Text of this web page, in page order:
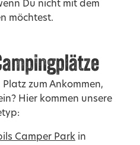
Du nicht mit dem
möchtest.
zum Ankommen,
Hier kommen unsere
Camper Park in